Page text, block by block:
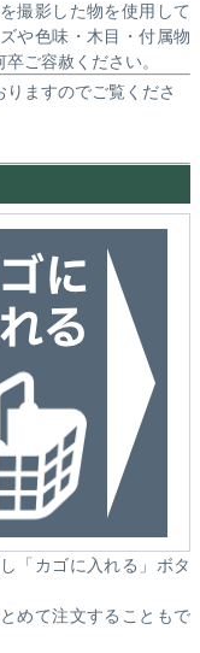
撮影した物を使用して
や色味・木目・付属物
ご容赦ください。
ますのでご覧くださ
「カゴに入れる」ボタ
めて注文することもで